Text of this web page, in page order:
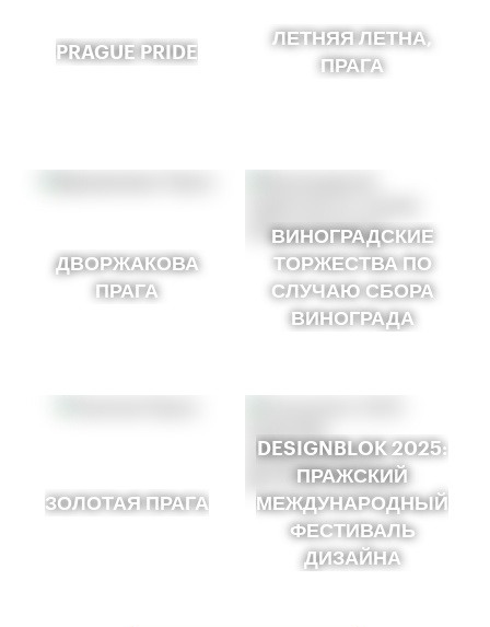
PRAGUE PRIDE
ЛЕТНЯЯ ЛЕТНА,
ПРАГА
ДВОРЖАКОВА
ПРАГА
ВИНОГРАДСКИЕ
ТОРЖЕСТВА ПО
СЛУЧАЮ СБОРА
ВИНОГРАДА
ЗОЛОТАЯ ПРАГА
DESIGNBLOK 2025:
ПРАЖСКИЙ
МЕЖДУНАРОДНЫЙ
ФЕСТИВАЛЬ
ДИЗАЙНА